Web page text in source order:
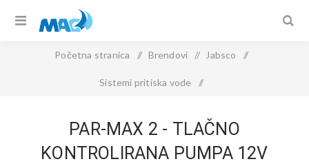
Početna stranica / Brendovi / Jabsco /
Sistemi pritiska vode /
PAR-MAX 2 - TLAČNO
KONTROLIRANA PUMPA 12V